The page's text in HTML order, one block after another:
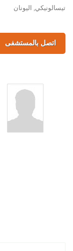
تيسالونيكي, اليونان
اتصل بالمستشفى